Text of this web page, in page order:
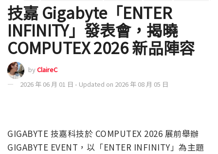
技嘉 Gigabyte「ENTER
INFINITY」發表會，揭曉
COMPUTEX 2026 新品陣容
byClaireC
2026 年 06 月 01 日 - Updated on 2026 年 08 月 05 日
GIGABYTE 技嘉科技於 COMPUTEX 2026 展前舉辦
GIGABYTE EVENT，以「ENTER INFINITY」為主題